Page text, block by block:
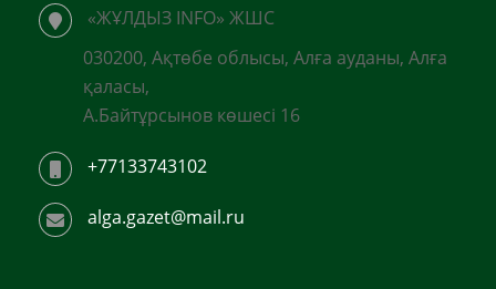
«ЖҰЛДЫЗ INFO» ЖШС
030200, Ақтөбе облысы, Алға ауданы, Алға
қаласы,
А.Байтұрсынов көшесі 16
+77133743102
alga.gazet@mail.ru